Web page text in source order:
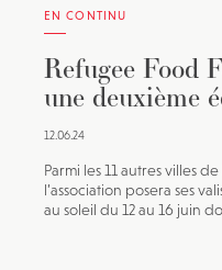
EN CONTINU
Refugee Food
une deuxième
12.06.24
Parmi les 11 autres villes
l’association posera ses
au soleil du 12 au 16 juin